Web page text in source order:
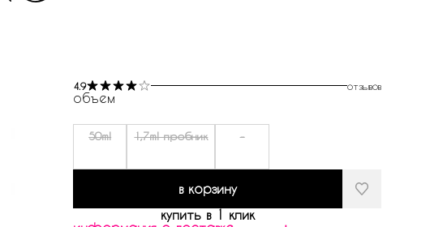
4.9 отзывов
объем
50ml 1,7ml пробник -
в корзину
купить в 1 клик